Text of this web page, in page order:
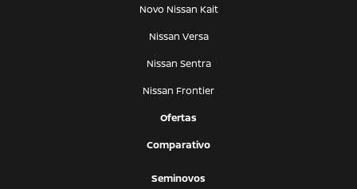
Novo Nissan Kait
Nissan Versa
Nissan Sentra
Nissan Frontier
Ofertas
Comparativo
Seminovos